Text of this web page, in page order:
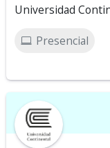
Universidad
Presencial